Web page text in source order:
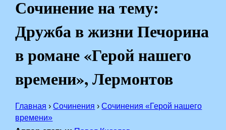
Сочинение на тему:
Дружба в жизни Печорина
в романе «Герой нашего
времени», Лермонтов
Главная › Сочинения › Сочинения «Герой нашего
времени»